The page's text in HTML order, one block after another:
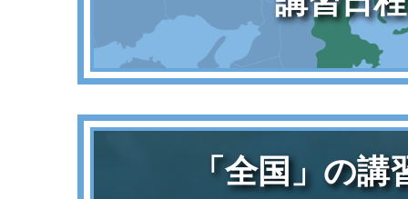
「全国」の